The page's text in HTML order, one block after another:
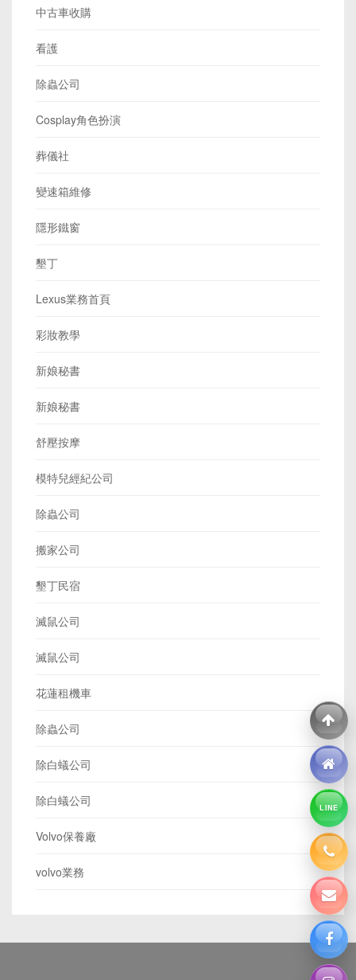
中古車收購
看護
除蟲公司
Cosplay角色扮演
葬儀社
變速箱維修
隱形鐵窗
墾丁
Lexus業務首頁
彩妝教學
新娘秘書
新娘秘書
舒壓按摩
模特兒經紀公司
除蟲公司
搬家公司
墾丁民宿
滅鼠公司
滅鼠公司
花蓮租機車
除蟲公司
除白蟻公司
除白蟻公司
Volvo保養廠
volvo業務
LINE